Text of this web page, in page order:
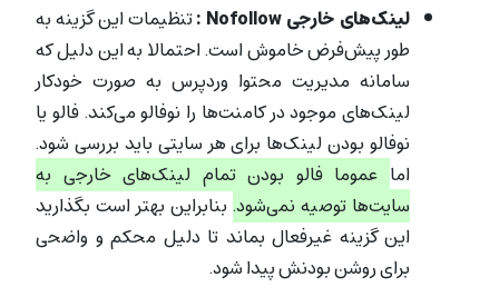
لینک‌های خارجی Nofollow :
تنظیمات این گزینه به
طور پیش‌فرض خاموش است. احتمالا به این دلیل که
سامانه مدیریت محتوا وردپرس به صورت خودکار
لینک‌های موجود در کامنت‌ها را نوفالو می‌کند. فالو یا
نوفالو بودن لینک‌ها برای هر سایتی باید بررسی شود.
اما عموما فالو بودن تمام لینک‌های خارجی به
سایت‌ها توصیه نمی‌شود. بنابراین بهتر است بگذارید
این گزینه غیرفعال بماند تا دلیل محکم و واضحی
برای روشن بودنش پیدا شود.